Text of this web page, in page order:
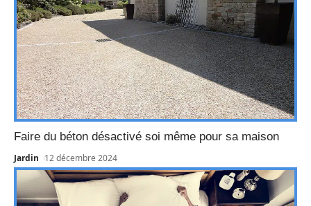
Faire du béton désactivé soi même pour sa maison
Jardin 12 décembre 2024